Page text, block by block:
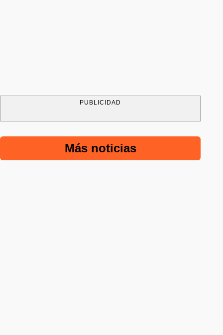
PUBLICIDAD
Más noticias